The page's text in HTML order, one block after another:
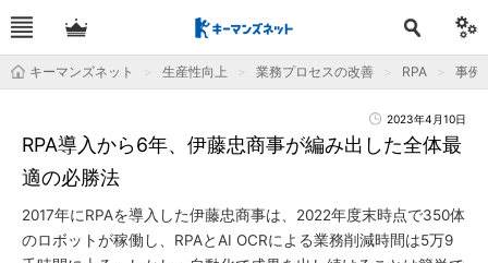
キーマンズネット 生産性向上 業務プロセスの改善 RPA 事例
2023年4月10日
RPA導入から6年、伊藤忠商事が編み出した全体最
適の必勝法
2017年にRPAを導入した伊藤忠商事は、2022年度末時点で350体
のロボットが稼働し、RPAとAI OCRによる業務削減時間は5万9